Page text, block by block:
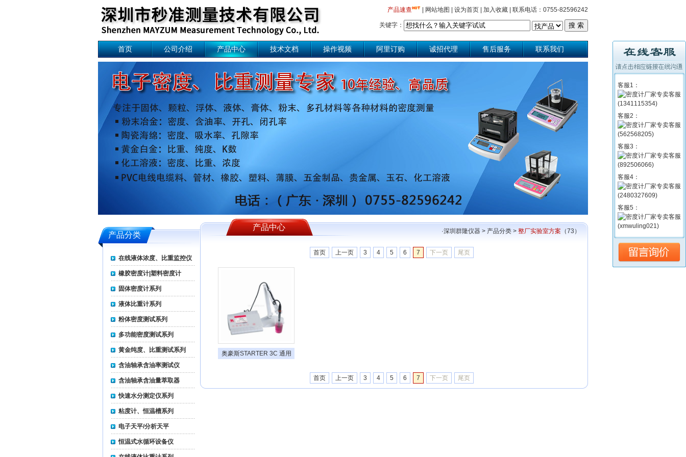
产品速查 网站地图 设为首页 加入收藏 联系电话：0755-82596242
关键字：
首页 公司介绍 产品中心 技术文档 操作视频 阿里订购 诚招代理 售后服务 联系我们
产品分类
在线液体浓度、比重监控仪
橡胶密度计|塑料密度计
固体密度计系列
液体比重计系列
粉体密度测试系列
多功能密度测试系列
黄金纯度、比重测试系列
含油轴承含油率测试仪
含油轴承含油量萃取器
快速水分测定仪系列
粘度计、恒温槽系列
电子天平/分析天平
恒温式水循环设备仪
产品中心 ·深圳群隆仪器 > 产品分类 > 整厂实验室方案 （73）
首页 上一页 3 4 5 6 7 下一页 尾页
奥豪斯STARTER 3C 通用
首页
上一页 3 4 5 6 7 下一页 尾页
客服1：
客服2：
客服3：
客服4：
客服5：